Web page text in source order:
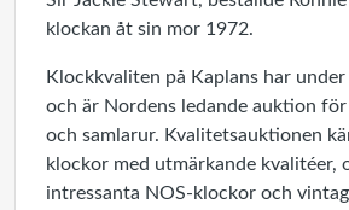
klockan åt sin mor 1972.
Klockkvaliten på Kaplans har
och är Nordens ledande auktion
och samlarur. Kvalitetsauktionen
klockor med utmärkande kvalitéer,
intressanta NOS-klockor och